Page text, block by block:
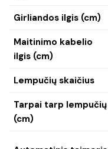
Girliandos ilgis (cm)
Maitinimo kabelio
ilgis (cm)
Lempučių skaičius
Tarpai tarp lempučių
(cm)